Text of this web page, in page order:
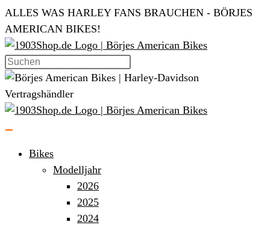
Zum
Inhalt
springen
ALLES WAS HARLEY FANS BRAUCHEN - BÖRJES
AMERICAN BIKES!
Bikes
Modelljahr
2026
2025
2024